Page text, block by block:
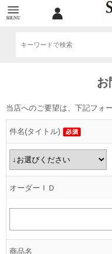
お
当店へのご要望は、下記フォ
件名(タイトル)
オーダーＩＤ
商品名